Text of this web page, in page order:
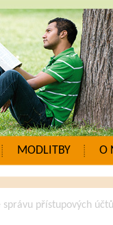
MODLITBY O
přístupových